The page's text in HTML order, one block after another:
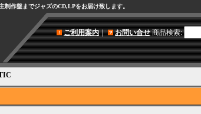
作盤までジャズのCD,LPをお届け致します。
ご利用案内｜ お問い合せ 商品検索: